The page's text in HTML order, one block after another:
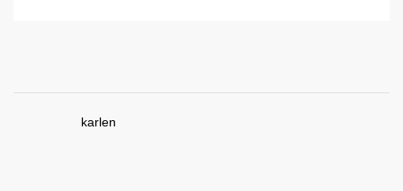
karlen